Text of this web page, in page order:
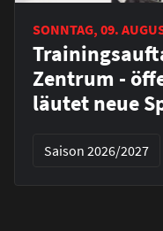
SONNTAG, 09.
Zentrum -
läutet neue
Saison 2026/2027